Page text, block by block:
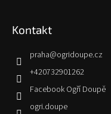
Kontakt
praha@ogridoupe.cz
+420732901262
Facebook Ogří Doupě
ogri.doupe